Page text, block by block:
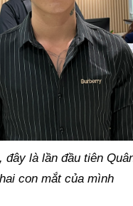
đây là lần đầu tiên
hai con mắt của mình